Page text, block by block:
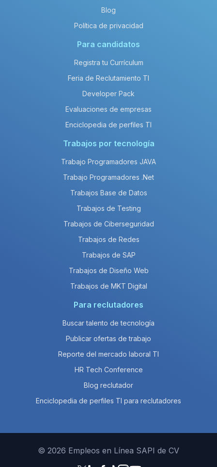
Blog
Política de privacidad
Para candidatos
Registra tu Currículum
Feria de Reclutamiento TI
Developer Pack
Evaluaciones de empresas
Enciclopedia de perfiles TI
Trabajos por tecnología
Trabajo Programadores JAVA
Trabajo Programadores .Net
Trabajos Base de Datos
Trabajos de Testing
Trabajos de Ciberseguridad
Trabajos de Redes
Trabajos de SAP
Trabajos de Diseño Web
Trabajos de MKT Digital
Para reclutadores
Buscar talento de tecnología
Publicar ofertas de trabajo
Reporte del mercado laboral TI
HR Tech Conference
Blog reclutador
Enciclopedia de perfiles TI para reclutadores
© 2026 Empleos en Línea SAPI de CV